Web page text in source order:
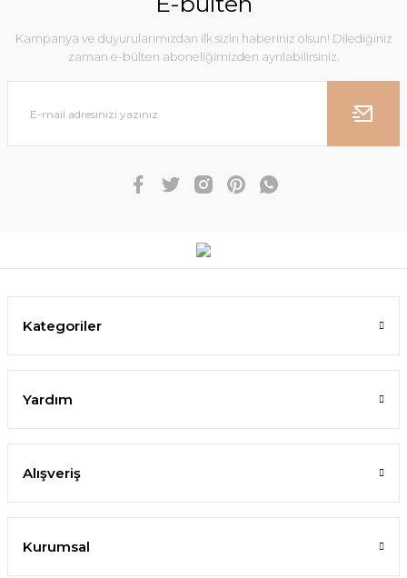
Kampanya ve duyurularımızdan ilk sizin haberiniz olsun! Dilediğiniz
zaman e-bülten aboneliğimizden ayrılabilirsiniz.
Kategoriler
Yardım
Alışveriş
Kurumsal